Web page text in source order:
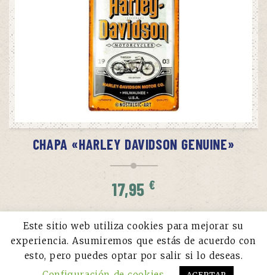
AÑADIR AL CARRITO
CHAPA «HARLEY DAVIDSON GENUINE»
17,95€
Este sitio web utiliza cookies para mejorar su
experiencia. Asumiremos que estás de acuerdo con
esto, pero puedes optar por salir si lo deseas.